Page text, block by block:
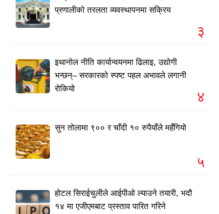
प्रणालीको तरलता व्यवस्थापनमा सक्रिय
३
इथानोल नीति कार्यान्वयनमा ढिलाइ, उद्योगी
भन्छन्– सरकारको स्पष्ट पहल अभावले लगानी
रोकियो
४
सुन तोलामा ९०० र चाँदी १० रुपैयाँले महँगियो
५
होटल सिराईचुलीले आईपीओ ल्याउने तयारी, भदौ
१४ मा एजीएमबाट प्रस्ताव पारित गरिने